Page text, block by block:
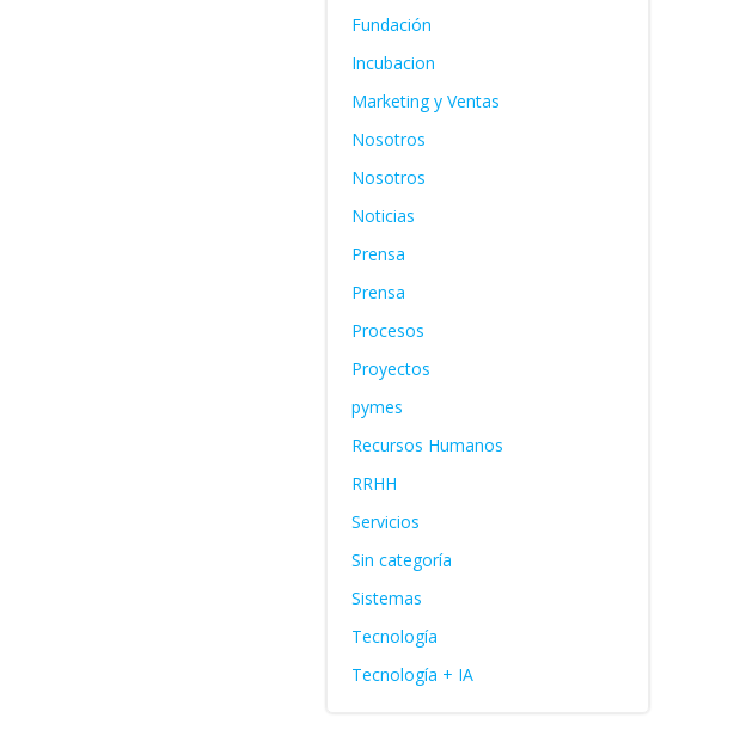
Fundación
Incubacion
Marketing y Ventas
Nosotros
Nosotros
Noticias
Prensa
Prensa
Procesos
Proyectos
pymes
Recursos Humanos
RRHH
Servicios
Sin categoría
Sistemas
Tecnología
Tecnología + IA